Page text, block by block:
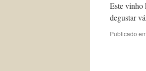
Este vinho
degustar
Publicado em